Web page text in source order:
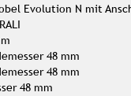
Evolution N mit
48 mm
48 mm
48 mm